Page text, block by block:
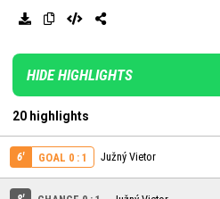
HIDE HIGHLIGHTS
20 highlights
6' GOAL 0 : 1 Južný Vietor